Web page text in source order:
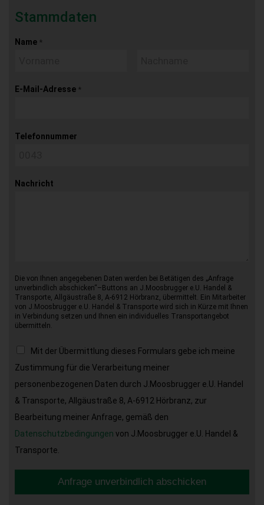
Stammdaten
Name *
E-Mail-Adresse *
Telefonnummer
Nachricht
Die von Ihnen angegebenen Daten werden bei Betätigen des „Anfrage
unverbindlich abschicken“–Buttons an J.Moosbrugger e.U. Handel &
Transporte, Allgäustraße 8, A-6912 Hörbranz, übermittelt. Ein Mitarbeiter
von J.Moosbrugger e.U. Handel & Transporte wird sich in Kürze mit Ihnen
in Verbindung setzen und Ihnen ein individuelles Transportangebot
übermitteln.
Mit der Übermittlung dieses Formulars gebe ich meine
Zustimmung für die Verarbeitung meiner
personenbezogenen Daten durch J.Moosbrugger e.U. Handel
& Transporte, Allgäustraße 8, A-6912 Hörbranz, zur
Bearbeitung meiner Anfrage, gemäß den
Datenschutzbedingungen von J.Moosbrugger e.U. Handel &
Transporte.
Anfrage unverbindlich abschicken